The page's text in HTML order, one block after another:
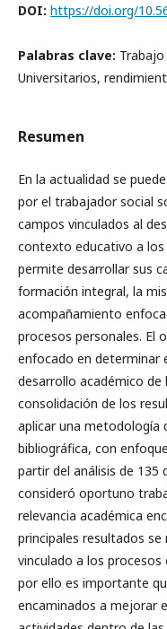
DOI: https://doi.org/
Palabras clave:
Universitarios,
Resumen
En la actualidad se
por el trabajador social
campos vinculados al
contexto educativo a
permite desarrollar sus
formación integral, la
acompañamiento
procesos personales. El
enfocado en determinar
desarrollo académico
consolidación de los
aplicar una metodología
bibliográfica, con
partir del análisis de 135
consideró oportuno
relevancia académica
principales resultados
vinculado a los
por ello es importante
encaminados a mejorar